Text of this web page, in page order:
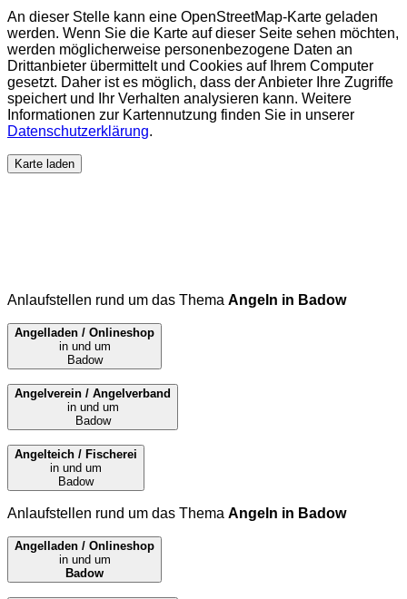
An dieser Stelle kann eine OpenStreetMap-Karte geladen
werden. Wenn Sie die Karte auf dieser Seite sehen möchten,
werden möglicherweise personenbezogene Daten an
Drittanbieter übermittelt und Cookies auf Ihrem Computer
gesetzt. Daher ist es möglich, dass der Anbieter Ihre Zugriffe
speichert und Ihr Verhalten analysieren kann. Weitere
Informationen zur Kartennutzung finden Sie in unserer
Datenschutzerklärung.
Karte laden
Anlaufstellen rund um das Thema Angeln in Badow
Angelladen / Onlineshop
in und um
Badow
Angelverein / Angelverband
in und um
Badow
Angelteich / Fischerei
in und um
Badow
Anlaufstellen rund um das Thema Angeln in Badow
Angelladen / Onlineshop
in und um
Badow